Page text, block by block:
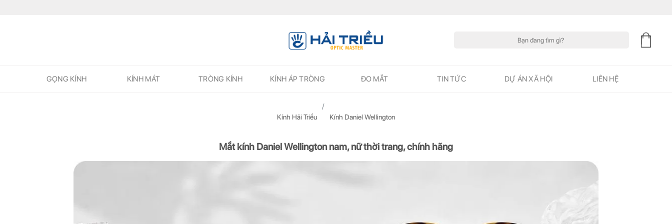
GỌNG KÍNH KÍNH MÁT TRÒNG KÍNH KÍNH ÁP TRÒNG ĐO MẮT TIN TỨC DỰ ÁN XÃ HỘI LIÊN HỆ
Kính Hải Triều Kính Daniel Wellington
Mắt kính Daniel Wellington nam, nữ thời trang, chính hãng